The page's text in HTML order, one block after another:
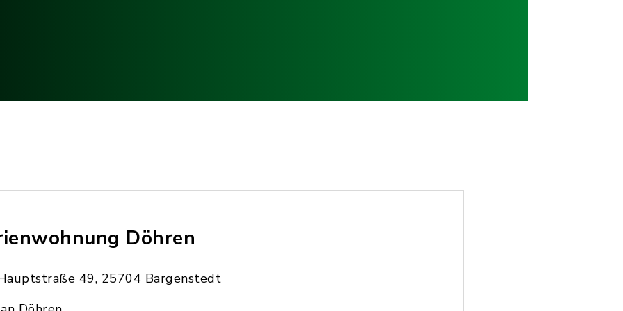
Döhren
49, 25704 Bargenstedt